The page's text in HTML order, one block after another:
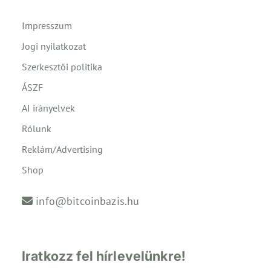
Impresszum
Jogi nyilatkozat
Szerkesztői politika
ÁSZF
AI irányelvek
Rólunk
Reklám/Advertising
Shop
info@bitcoinbazis.hu
Iratkozz fel hírlevelünkre!